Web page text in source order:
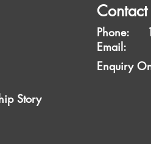
Story
Contact
Phone:
Email:
Enquiry